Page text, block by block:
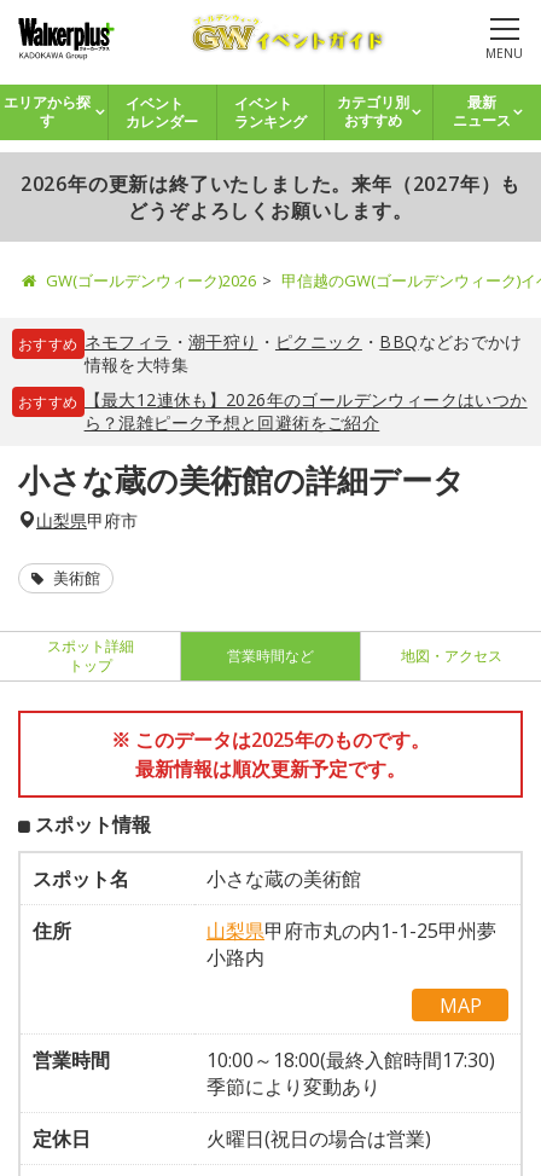
MENU
エリアから探
す
イベント
カレンダー
イベント
ランキング
カテゴリ別
おすすめ
最新
ニュース
2026年の更新は終了いたしました。来年（2027年）も
どうぞよろしくお願いします。
GW(ゴールデンウィーク)2026 甲信越のGW(ゴールデンウィーク)
おすすめ ネモフィラ ・ 潮干狩り ・ ピクニック ・ BBQなどおでかけ
情報を大特集
おすすめ
【最大12連休も】2026年のゴールデンウィークはいつか
ら？混雑ピーク予想と回避術をご紹介
小さな蔵の美術館の詳細データ
山梨県甲府市
美術館
スポット詳細
トップ
営業時間など 地図・アクセス
※ このデータは2025年のものです。
最新情報は順次更新予定です。
スポット情報
スポット名
小さな蔵の美術館
住所
山梨県甲府市丸の内1-1-25甲州夢
小路内
MAP
営業時間
10:00～18:00(最終入館時間17:30)
季節により変動あり
定休日
火曜日(祝日の場合は営業)